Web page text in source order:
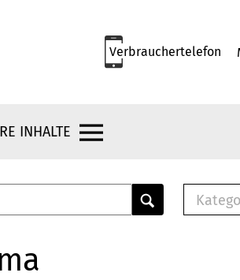
Verbrauchertelefon
INHALTE